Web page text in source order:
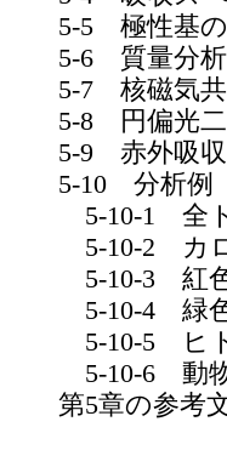
5-5 極性基の
5-6 質量分析
5-7 核磁気
5-8 円偏光二
5-9 赤外吸収
5-10 分析例
5-10-1 全ト
5-10-2 カロ
5-10-3 紅色
5-10-4 緑色
5-10-5 ヒ
5-10-6 動物
第5章の参考